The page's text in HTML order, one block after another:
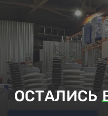
ОСТАЛИСЬ